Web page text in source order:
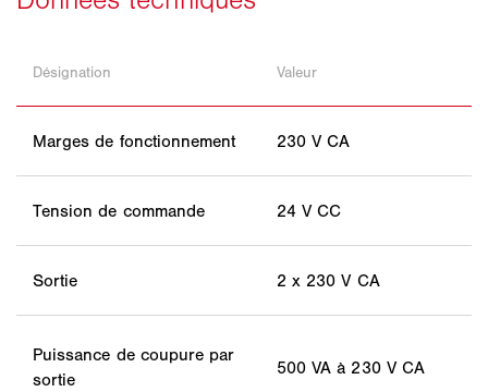
Désignation Valeur
Marges de fonctionnement 230 V CA
Tension de commande 24 V CC
Sortie 2 x 230 V CA
Puissance de coupure par
sortie
500 VA à 230 V CA